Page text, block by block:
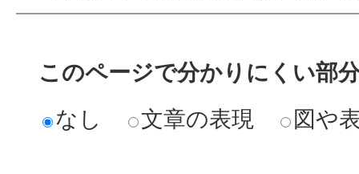
このページで分かりにくい部
なし
文章の表現 図や